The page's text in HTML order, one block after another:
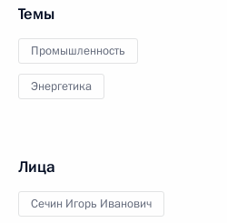
Темы
Промышленность
Энергетика
Лица
Сечин Игорь Иванович